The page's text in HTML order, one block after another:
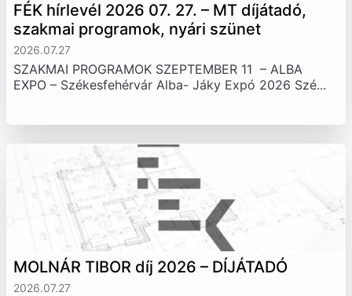
FÉK hírlevél 2026 07. 27. – MT díjátadó,
szakmai programok, nyári szünet
2026.07.27
SZAKMAI PROGRAMOK SZEPTEMBER 11 – ALBA
EXPO – Székesfehérvár Alba- Jáky Expó 2026 Szé...
MOLNÁR TIBOR díj 2026 – DÍJÁTADÓ
2026.07.27